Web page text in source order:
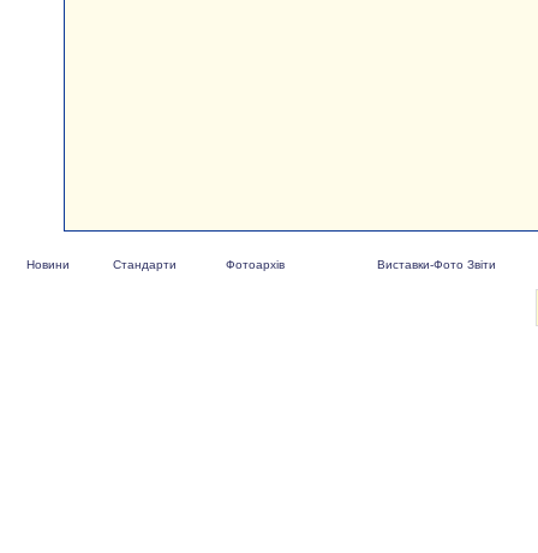
Новини Стандарти Фотоархів Виставки-Фото Звіти